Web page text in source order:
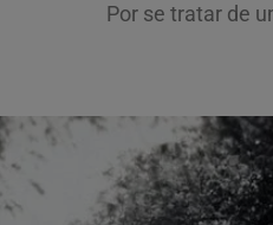
Por se tratar de